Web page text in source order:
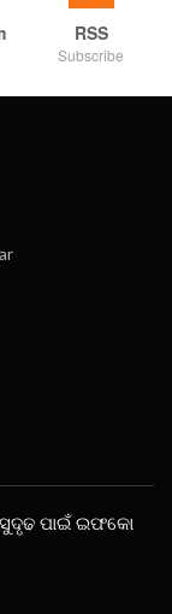
RSS
Subscribe
ପାଇଁ ଇଫକୋ